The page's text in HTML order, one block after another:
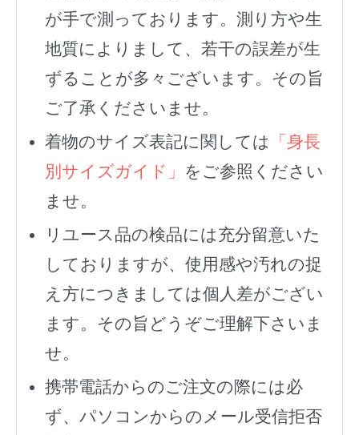
が手で測っております。測り方や生
地質によりまして、若干の誤差が生
ずることが多々ございます。その旨
ご了承くださいませ。
着物のサイズ表記に関しては
「身長
別サイズガイド」 をご参照ください
ませ。
リユース品の検品には充分留意いた
しておりますが、使用感や汚れの捉
え方につきましては個人差がござい
ます。その旨どうぞご理解下さいま
せ。
携帯電話からのご注文の際には必
ず、 パソコンからのメール受信拒否